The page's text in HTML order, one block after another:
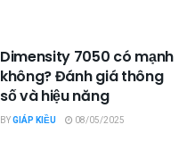
Dimensity 7050 có mạnh
không? Đánh giá thông
số và hiệu năng
BYGIÁP KIỀU 08/05/2025